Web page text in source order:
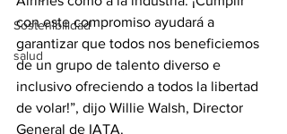
Sostenibilidad
salud
con este compromiso ayudará a
garantizar que todos nos beneficiemos
de un grupo de talento diverso e
inclusivo ofreciendo a todos la libertad
de volar!”, dijo Willie Walsh, Director
General de IATA.